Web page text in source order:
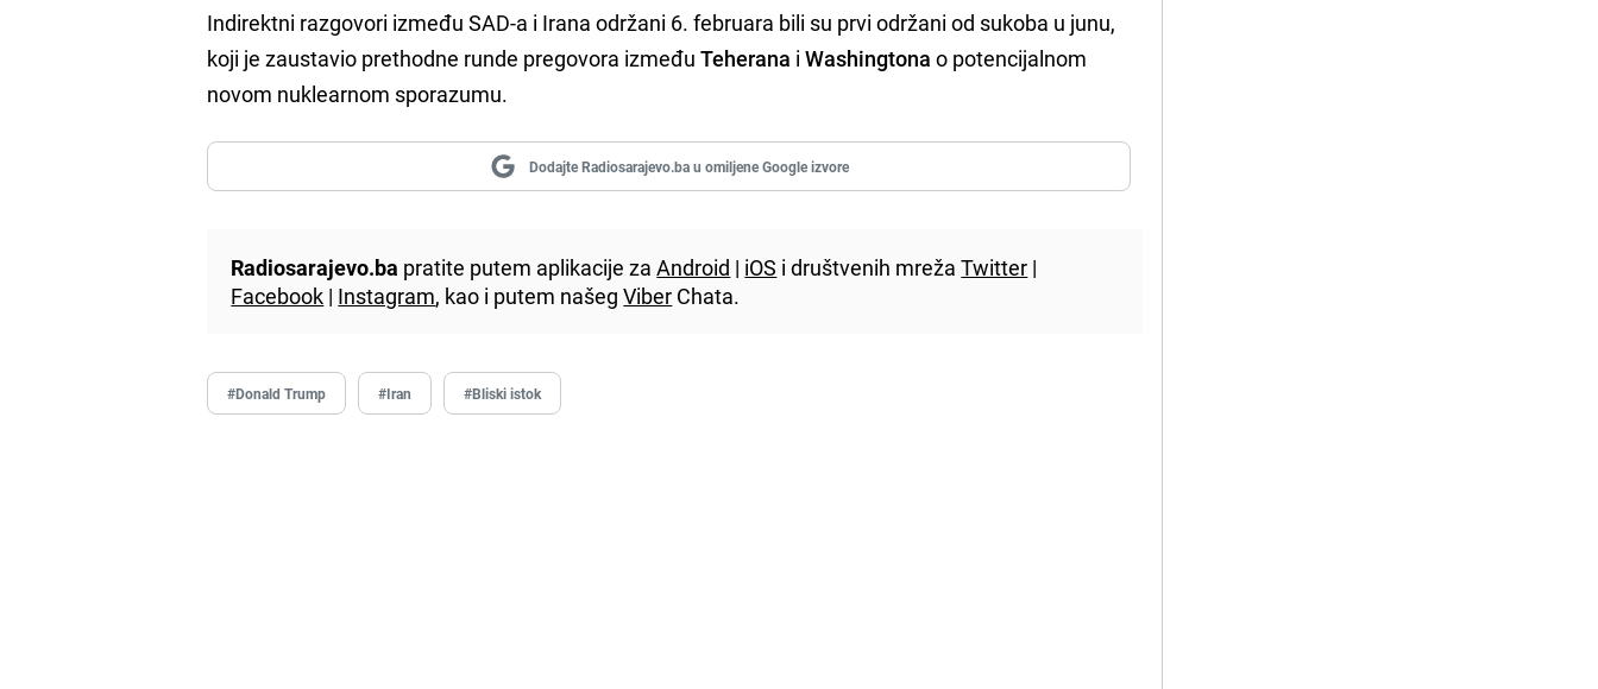
Indirektni razgovori između SAD-a i Irana održani 6. februara bili su prvi održani od sukoba u junu,
koji je zaustavio prethodne runde pregovora izmeđuTeherana iWashingtona o potencijalnom
novom nuklearnom sporazumu.
Dodajte Radiosarajevo.ba u omiljene Google izvore
Radiosarajevo.ba pratite putem aplikacije zaAndroid | iOS i društvenih mrežaTwitter |
Facebook | Instagram, kao i putem našegViber Chata.
#Donald Trump #Iran #Bliski istok